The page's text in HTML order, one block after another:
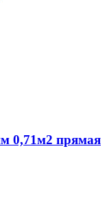
0,71м2 прямая